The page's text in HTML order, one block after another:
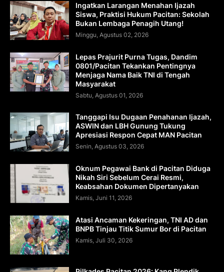
Ingatkan Larangan Menahan Ijazah
Siswa, Praktisi Hukum Pacitan: Sekolah
Bukan Lembaga Penagih Utang!
Minggu, Agustus 02, 2026
Lepas Prajurit Purna Tugas, Dandim
0801/Pacitan Tekankan Pentingnya
Menjaga Nama Baik TNI di Tengah
Masyarakat
Sabtu, Agustus 01, 2026
Tanggapi Isu Dugaan Penahanan Ijazah,
ASWIN dan LBH Gunung Tukung
Apresiasi Respon Cepat MAN Pacitan
Senin, Agustus 03, 2026
Oknum Pegawai Bank di Pacitan Diduga
Nikah Siri Sebelum Cerai Resmi,
Keabsahan Dokumen Dipertanyakan
Kamis, Juni 11, 2026
Atasi Ancaman Kekeringan, TNI AD dan
BNPB Tinjau Titik Sumur Bor di Pacitan
Kamis, Juli 30, 2026